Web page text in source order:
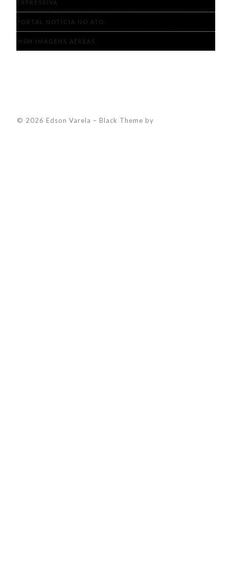
EXPRESSIVA
PORTAL NOTÍCIA NO ATO
MSM IMAGENS AÉREAS
© 2026 Edson Varela – Black Theme by